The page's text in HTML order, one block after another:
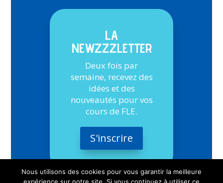
LA
NEWZZZLETTER
Deux fois par
semaine, recevez des
idées et des
nouveautés pour vos
cours de FLE.
S'inscrire
Nous utilisons des cookies pour vous garantir la meilleure